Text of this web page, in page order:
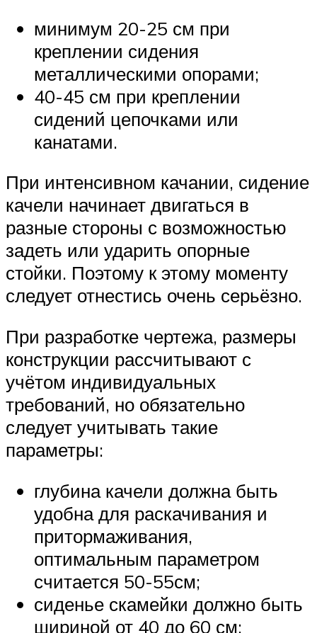
минимум 20-25 см при
креплении сидения
металлическими опорами;
40-45 см при креплении
сидений цепочками или
канатами.
При интенсивном качании, сидение
качели начинает двигаться в
разные стороны с возможностью
задеть или ударить опорные
стойки. Поэтому к этому моменту
следует отнестись очень серьёзно.
При разработке чертежа, размеры
конструкции рассчитывают с
учётом индивидуальных
требований, но обязательно
следует учитывать такие
параметры:
глубина качели должна быть
удобна для раскачивания и
притормаживания,
оптимальным параметром
считается 50-55см;
сиденье скамейки должно быть
шириной от 40 до 60 см;